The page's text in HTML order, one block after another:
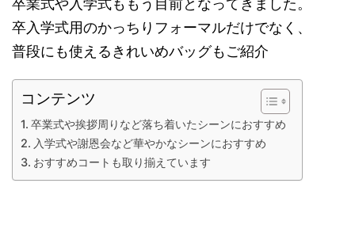
卒業式や入学式ももう目前となってきました。
卒入学式用のかっちりフォーマルだけでなく、
普段にも使えるきれいめバッグもご紹介
コンテンツ
卒業式や挨拶周りなど落ち着いたシーンにおすすめ
入学式や謝恩会など華やかなシーンにおすすめ
おすすめコートも取り揃えています